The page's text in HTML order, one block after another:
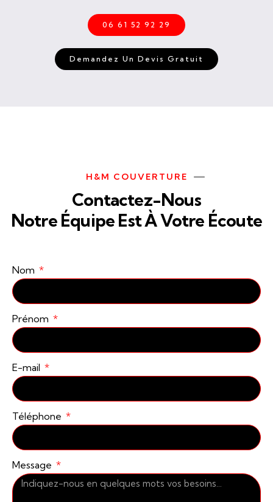
06 61 52 92 29
Demandez Un Devis Gratuit
H&M COUVERTURE
Contactez-Nous
Notre Équipe Est À Votre Écoute
Nom
Prénom
E-mail
Téléphone
Message